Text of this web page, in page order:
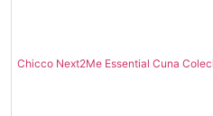
Chicco Next2Me Essential Cuna